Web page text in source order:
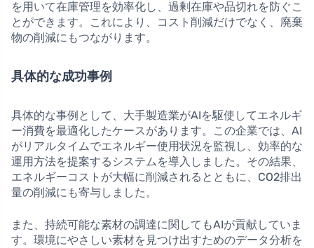
を用いて在庫管理を効率化し、過剰在庫や品切れを防ぐこ
とができます。これにより、コスト削減だけでなく、廃棄
物の削減にもつながります。
具体的な成功事例
具体的な事例として、大手製造業がAIを駆使してエネルギ
ー消費を最適化したケースがあります。この企業では、AI
がリアルタイムでエネルギー使用状況を監視し、効率的な
運用方法を提案するシステムを導入しました。その結果、
エネルギーコストが大幅に削減されるとともに、CO2排出
量の削減にも寄与しました。
また、持続可能な素材の調達に関してもAIが貢献していま
す。環境にやさしい素材を見つけ出すためのデータ分析を